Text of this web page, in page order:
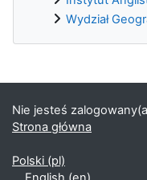
Wydział
Bloki
Nie jesteś
Strona główna
Polski ‎(pl)‎